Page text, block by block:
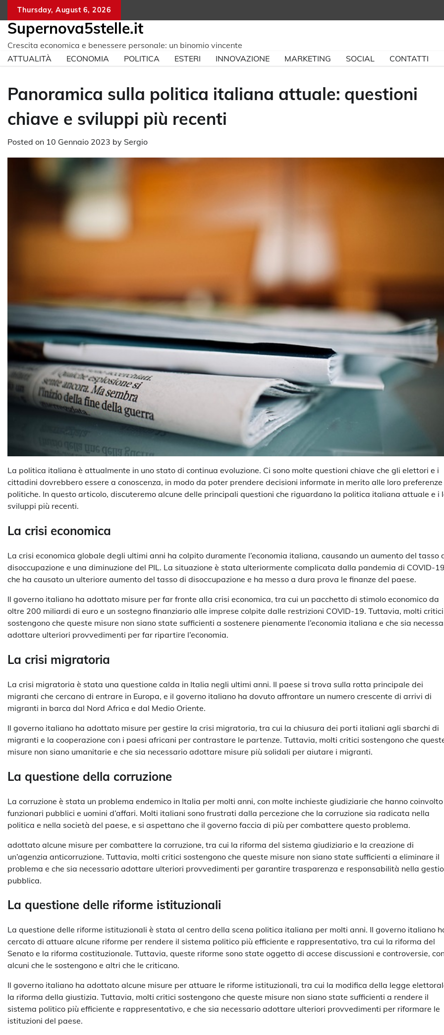
content
Thursday, August 6, 2026
Supernova5stelle.it
Crescita economica e benessere personale: un binomio vincente
ATTUALITÀ
ECONOMIA POLITICA ESTERI INNOVAZIONE MARKETING SOCIAL CONTATTI
Panoramica sulla politica italiana attuale: questioni
chiave e sviluppi più recenti
Posted on 10 Gennaio 2023 by Sergio
La politica italiana è attualmente in uno stato di continua evoluzione. Ci sono molte questioni chiave che gli elettori e i
cittadini dovrebbero essere a conoscenza, in modo da poter prendere decisioni informate in merito alle loro preferenze
politiche. In questo articolo, discuteremo alcune delle principali questioni che riguardano la politica italiana attuale e i
sviluppi più recenti.
La crisi economica
La crisi economica globale degli ultimi anni ha colpito duramente l’economia italiana, causando un aumento del tasso
disoccupazione e una diminuzione del PIL. La situazione è stata ulteriormente complicata dalla pandemia di COVID-
che ha causato un ulteriore aumento del tasso di disoccupazione e ha messo a dura prova le finanze del paese.
Il governo italiano ha adottato misure per far fronte alla crisi economica, tra cui un pacchetto di stimolo economico da
oltre 200 miliardi di euro e un sostegno finanziario alle imprese colpite dalle restrizioni COVID-19. Tuttavia, molti critici
sostengono che queste misure non siano state sufficienti a sostenere pienamente l’economia italiana e che sia
adottare ulteriori provvedimenti per far ripartire l’economia.
La crisi migratoria
La crisi migratoria è stata una questione calda in Italia negli ultimi anni. Il paese si trova sulla rotta principale dei
migranti che cercano di entrare in Europa, e il governo italiano ha dovuto affrontare un numero crescente di arrivi di
migranti in barca dal Nord Africa e dal Medio Oriente.
Il governo italiano ha adottato misure per gestire la crisi migratoria, tra cui la chiusura dei porti italiani agli sbarchi di
migranti e la cooperazione con i paesi africani per contrastare le partenze. Tuttavia, molti critici sostengono che
misure non siano umanitarie e che sia necessario adottare misure più solidali per aiutare i migranti.
La questione della corruzione
La corruzione è stata un problema endemico in Italia per molti anni, con molte inchieste giudiziarie che hanno coinvolto
funzionari pubblici e uomini d’affari. Molti italiani sono frustrati dalla percezione che la corruzione sia radicata nella
politica e nella società del paese, e si aspettano che il governo faccia di più per combattere questo problema.
adottato alcune misure per combattere la corruzione, tra cui la riforma del sistema giudiziario e la creazione di
un’agenzia anticorruzione. Tuttavia, molti critici sostengono che queste misure non siano state sufficienti a eliminare il
problema e che sia necessario adottare ulteriori provvedimenti per garantire trasparenza e responsabilità nella
pubblica.
La questione delle riforme istituzionali
La questione delle riforme istituzionali è stata al centro della scena politica italiana per molti anni. Il governo italiano
cercato di attuare alcune riforme per rendere il sistema politico più efficiente e rappresentativo, tra cui la riforma del
Senato e la riforma costituzionale. Tuttavia, queste riforme sono state oggetto di accese discussioni e controversie,
alcuni che le sostengono e altri che le criticano.
Il governo italiano ha adottato alcune misure per attuare le riforme istituzionali, tra cui la modifica della legge
la riforma della giustizia. Tuttavia, molti critici sostengono che queste misure non siano state sufficienti a rendere il
sistema politico più efficiente e rappresentativo, e che sia necessario adottare ulteriori provvedimenti per riformare le
istituzioni del paese.